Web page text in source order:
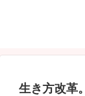
生き方改革